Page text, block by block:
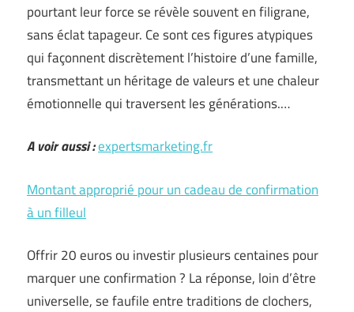
pourtant leur force se révèle souvent en filigrane,
sans éclat tapageur. Ce sont ces figures atypiques
qui façonnent discrètement l’histoire d’une famille,
transmettant un héritage de valeurs et une chaleur
émotionnelle qui traversent les générations.…
A voir aussi :expertsmarketing.fr
Montant approprié pour un cadeau de confirmation
à un filleul
Offrir 20 euros ou investir plusieurs centaines pour
marquer une confirmation ? La réponse, loin d’être
universelle, se faufile entre traditions de clochers,